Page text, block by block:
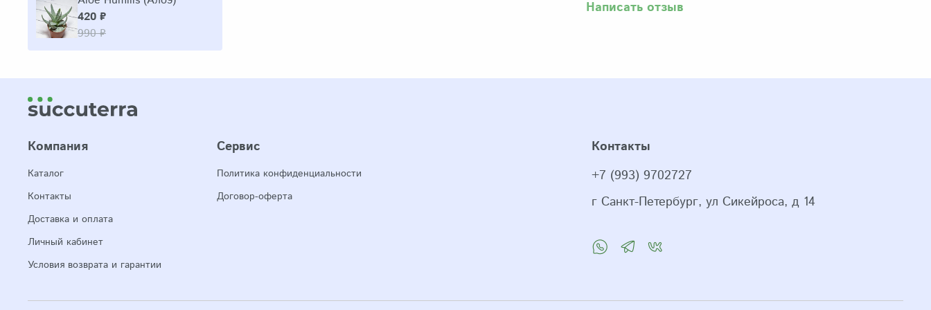
Написать отзыв
420 ₽
990 ₽
Компания
Каталог
Контакты
Доставка и оплата
Личный кабинет
Условия возврата и гарантии
Сервис
Политика конфиденциальности
Договор-оферта
Контакты
+7 (993) 9702727
г Санкт-Петербург, ул Сикейроса, д 14